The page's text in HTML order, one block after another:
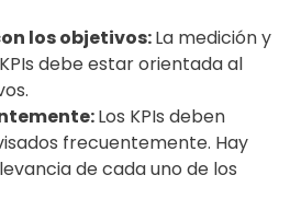
los objetivos:La medición y
debe estar orientada al
Los KPIs deben
frecuentemente. Hay
de cada uno de los